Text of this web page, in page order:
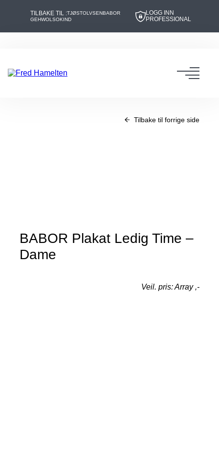
innhold
navigasjon
TILBAKE TIL :TJØSTOLVSENBABOR
GEHWOLSOKIND
LOGG INN
PROFESSIONAL
Tilbake til forrige side
BABOR Plakat Ledig Time –
Dame
Veil. pris: Array ,-